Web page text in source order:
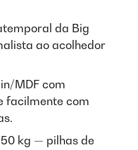
da Big
ao acolhedor
MDF com
facilmente com
kg — pilhas de